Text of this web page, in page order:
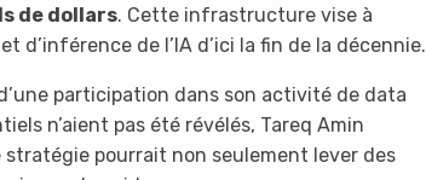
de dollars. Cette infrastructure vise à
d’inférence de l’IA d’ici la fin de la décennie.
participation dans son activité de data
n’aient pas été révélés, Tareq Amin
pourrait non seulement lever des